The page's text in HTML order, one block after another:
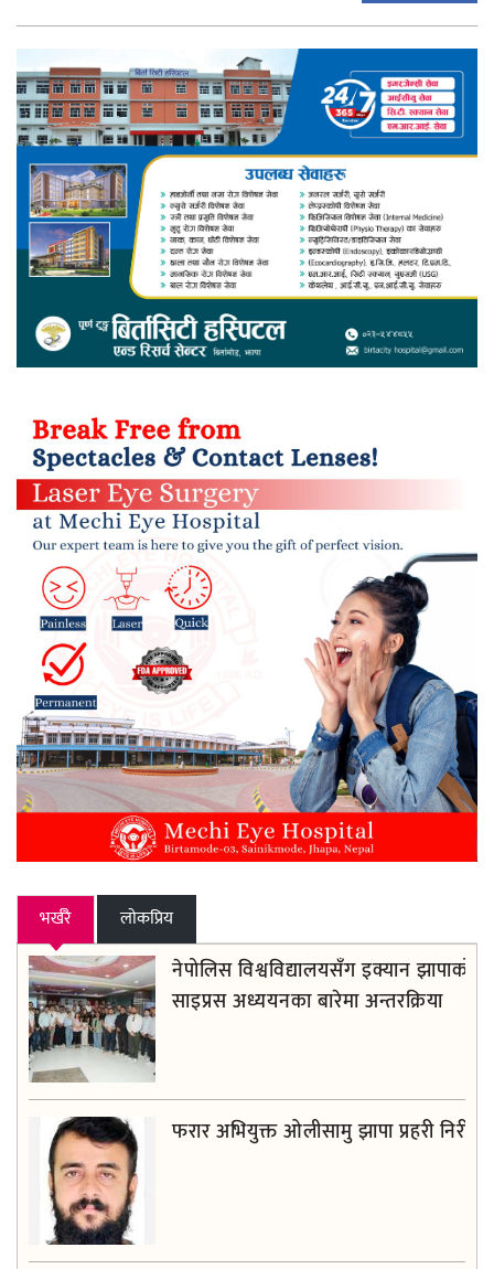
भर्खरै लाेकप्रिय
नेपोलिस विश्वविद्यालयसँग इक्यान झापाको
साइप्रस अध्ययनका बारेमा अन्तरक्रिया
फरार अभियुक्त ओलीसामु झापा प्रहरी निरीह